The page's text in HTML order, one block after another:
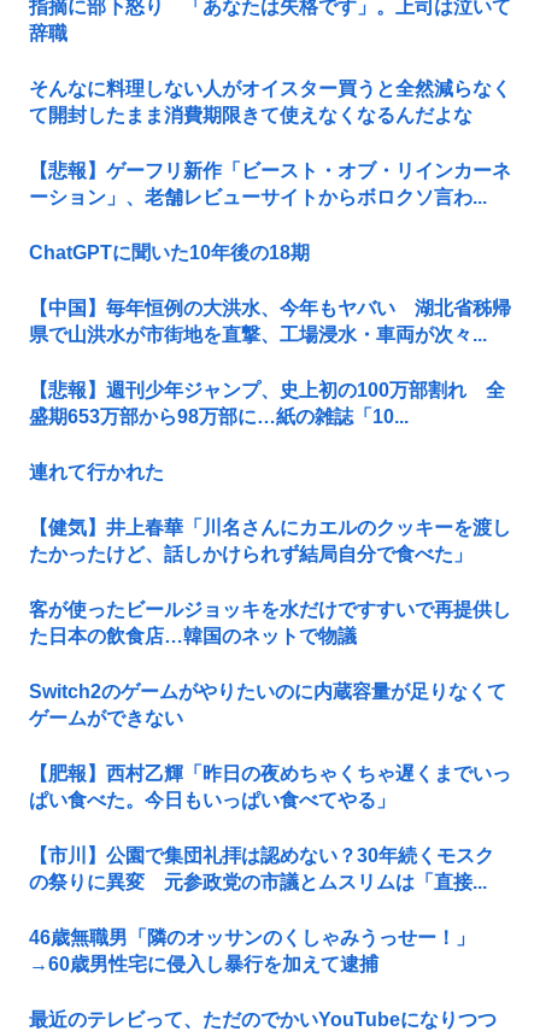
指摘に部下怒り 「あなたは失格です」。上司は泣いて
辞職
そんなに料理しない人がオイスター買うと全然減らなく
て開封したまま消費期限きて使えなくなるんだよな
【悲報】ゲーフリ新作「ビースト・オブ・リインカーネ
ーション」、老舗レビューサイトからボロクソ言わ...
ChatGPTに聞いた10年後の18期
【中国】毎年恒例の大洪水、今年もヤバい 湖北省秭帰
県で山洪水が市街地を直撃、工場浸水・車両が次々...
【悲報】週刊少年ジャンプ、史上初の100万部割れ 全
盛期653万部から98万部に…紙の雑誌「10...
連れて行かれた
【健気】井上春華「川名さんにカエルのクッキーを渡し
たかったけど、話しかけられず結局自分で食べた」
客が使ったビールジョッキを水だけですすいで再提供し
た日本の飲食店…韓国のネットで物議
Switch2のゲームがやりたいのに内蔵容量が足りなくて
ゲームができない
【肥報】西村乙輝「昨日の夜めちゃくちゃ遅くまでいっ
ぱい食べた。今日もいっぱい食べてやる」
【市川】公園で集団礼拝は認めない？30年続くモスク
の祭りに異変 元参政党の市議とムスリムは「直接...
46歳無職男「隣のオッサンのくしゃみうっせー！」
→60歳男性宅に侵入し暴行を加えて逮捕
最近のテレビって、ただのでかいYouTubeになりつつ